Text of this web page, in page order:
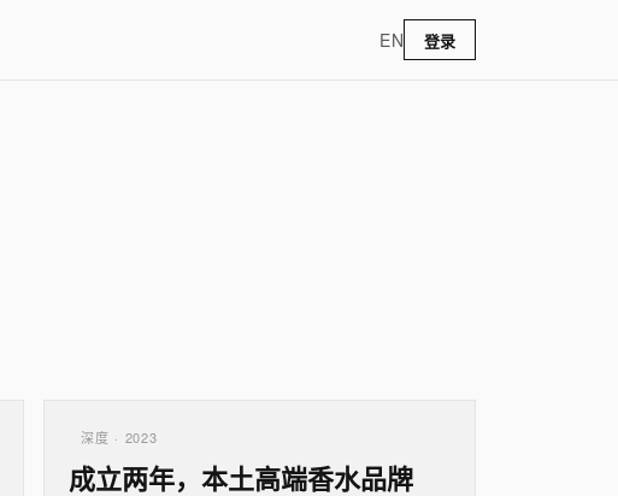
EN 登录
深度 · 2023
成立两年，本土高端香水品牌